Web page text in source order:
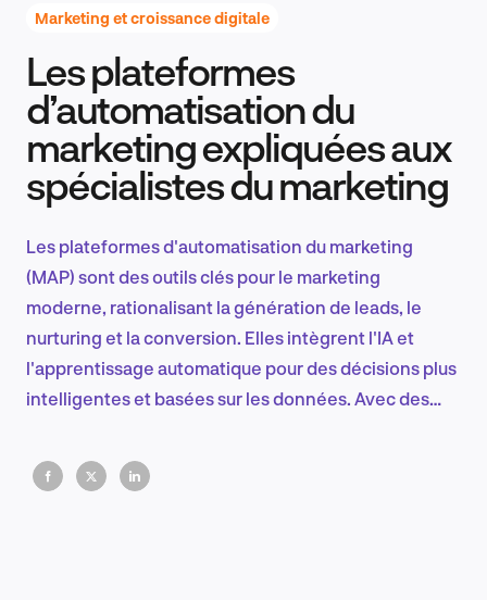
Recherche et conception produit
Tendances sectorielles
EN
FR
Marketing et croissance digitale
Les plateformes
d’automatisation du
marketing expliquées aux
spécialistes du marketing
Les plateformes d'automatisation du marketing
(MAP) sont des outils clés pour le marketing
moderne, rationalisant la génération de leads, le
nurturing et la conversion. Elles intègrent l'IA et
l'apprentissage automatique pour des décisions plus
intelligentes et basées sur les données. Avec des
permettent un marketing personnalisé et évolutif qui
stimule la croissance de l'entreprise.